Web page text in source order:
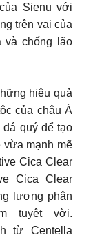
Sienu với
trên vai của
và chống lão
hiệu quả
của châu Á
quý để tạo
vừa mạnh mẽ
Cica Clear
Cica Clear
lượng phân
tuyệt vời.
từ Centella